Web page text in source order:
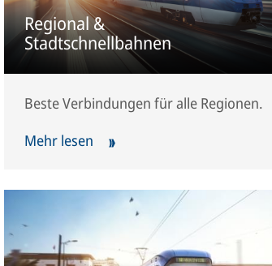
Regional &
Stadtschnellbahnen
Beste Verbindungen für alle Regionen.
Mehr lesen